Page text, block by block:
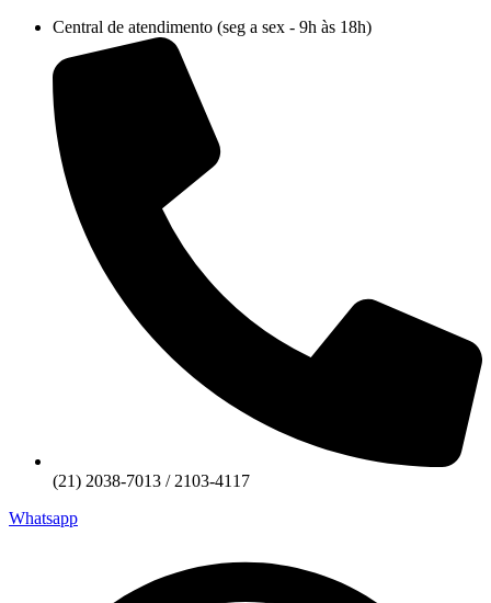
conteúdo
Central de atendimento (seg a sex - 9h às 18h)
(21) 2038-7013 / 2103-4117
Whatsapp